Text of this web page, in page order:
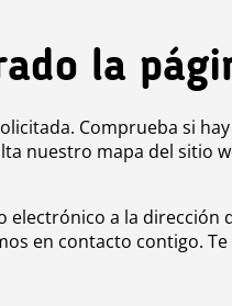
la
Comprueba si hay
nuestro mapa del sitio
electrónico a la dirección
en contacto contigo. Te